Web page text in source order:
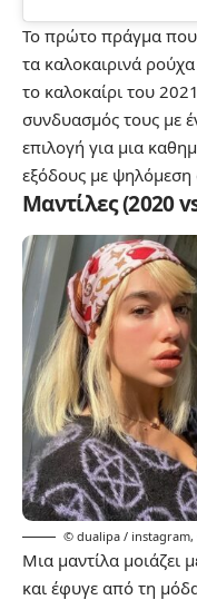
Το πρώτο πράγμα που
τα καλοκαιρινά
το καλοκαίρι του
συνδυασμός τους με
επιλογή για μια
εξόδους με
Μαντίλες (2020
© dualipa / instagram,
Μια μαντίλα μοιάζει
και έφυγε από τη